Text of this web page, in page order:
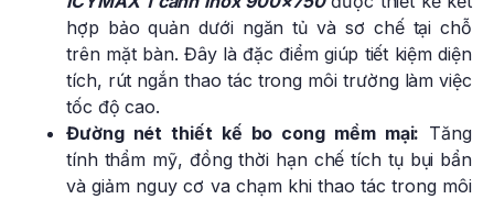
hợp bảo quản dưới ngăn tủ và sơ chế tại chỗ
trên mặt bàn. Đây là đặc điểm giúp tiết kiệm diện
tích, rút ngắn thao tác trong môi trường làm việc
tốc độ cao.
Đường nét thiết kế bo cong mềm mại: Tăng
tính thẩm mỹ, đồng thời hạn chế tích tụ bụi bẩn
và giảm nguy cơ va chạm khi thao tác trong môi